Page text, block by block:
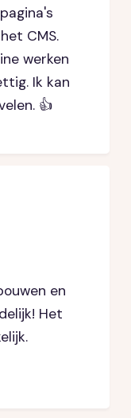
CMS.
werken
Ik kan
👍
en
Het